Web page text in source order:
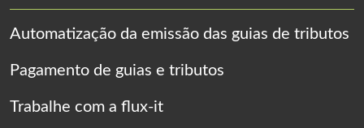
Automatização da emissão das guias de tributos
Pagamento de guias e tributos
Trabalhe com a flux-it